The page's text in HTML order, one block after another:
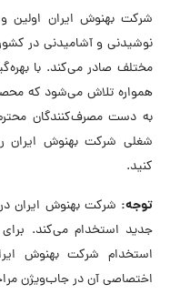
شرکت بهنوش ایران اولین و
نوشیدنی و آشامیدنی در
مختلف صادر می‌کند. با
همواره تلاش می‌شود که
به دست مصرف‌کنندگان
شغلی شرکت بهنوش ایران
کنید.
توجه:
جدید استخدام می‌کند.
استخدام شرکت بهنوش
اختصاصی آن در جاب‌ویژن